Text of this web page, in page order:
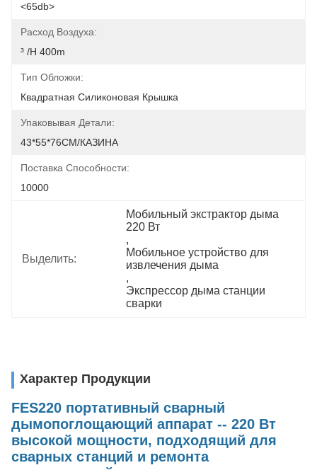
<65db>
Расход Воздуха:
³ /h 400m
Тип Обложки:
Квадратная Силиконовая Крышка
Упаковывая Детали:
43*55*76CM/КАЗИНА
Поставка Способности:
10000
Выделить:
Мобильный экстрактор дыма
220 Вт
,
Мобильное устройство для
извлечения дыма
,
Экспрессор дыма станции
сварки
Характер Продукции
FES220 портативный сварный
дымопоглощающий аппарат -- 220 Вт
высокой мощности, подходящий для
сварных станций и ремонта